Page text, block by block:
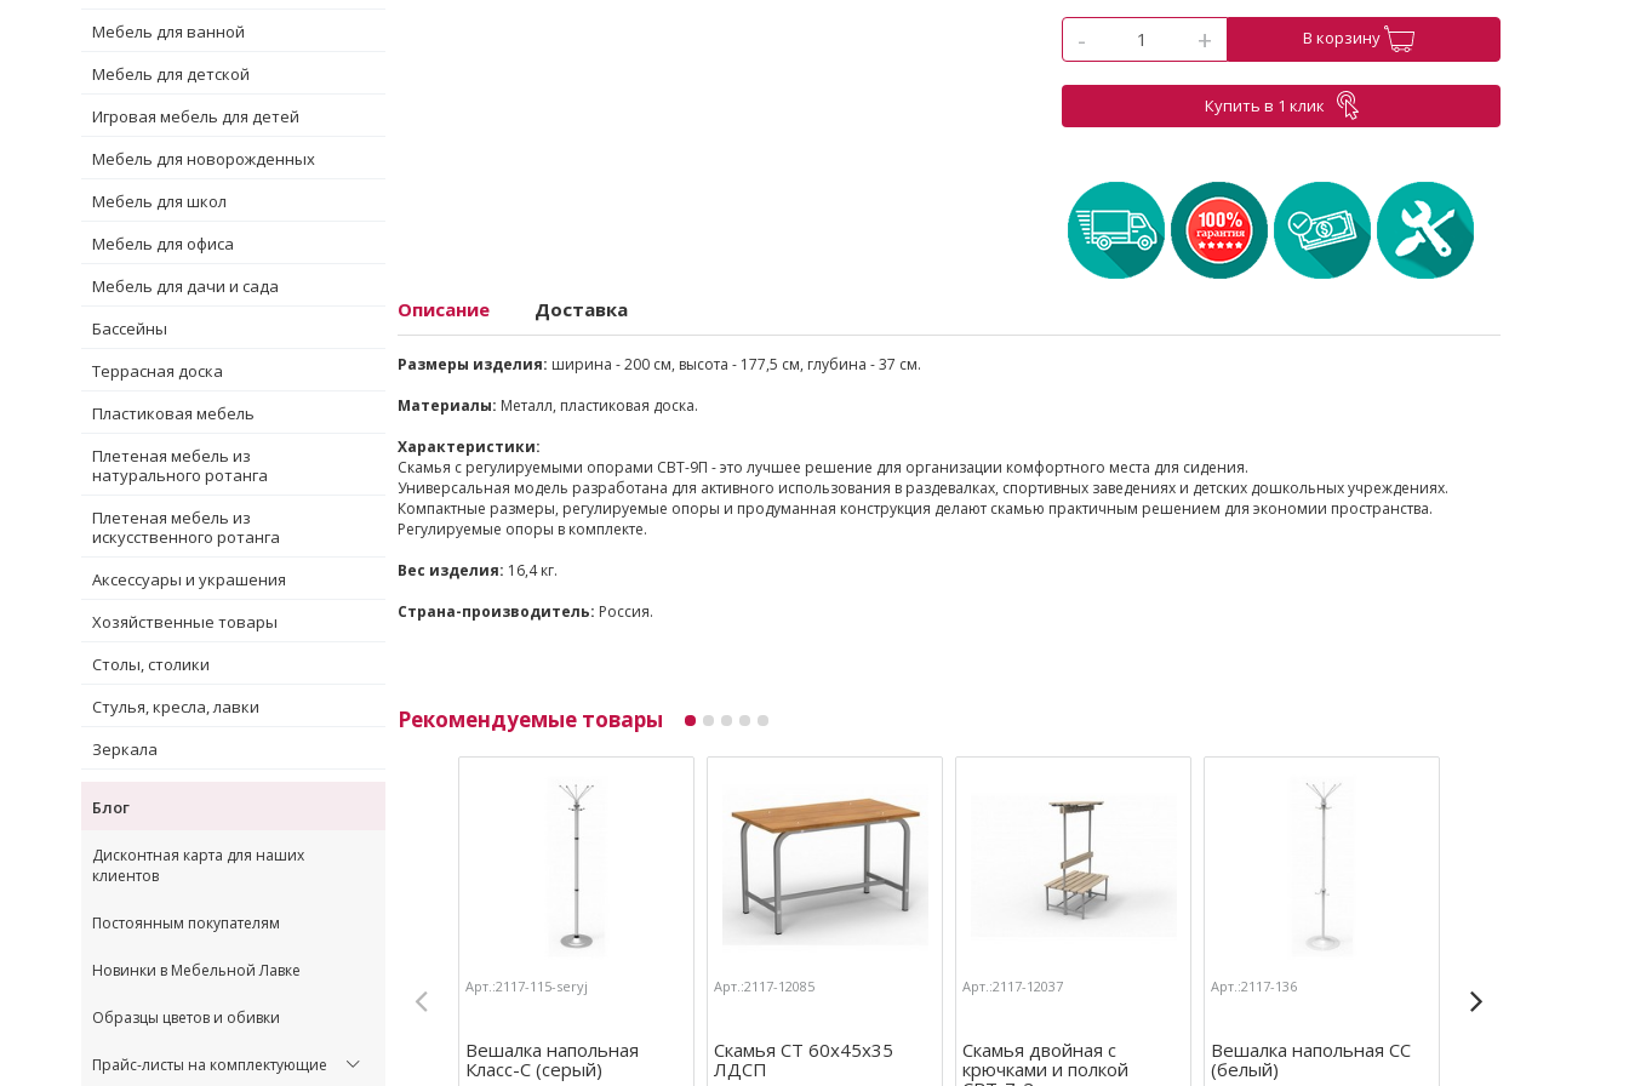
Мебель для ванной
Мебель для детской
Игровая мебель для детей
Мебель для новорожденных
Мебель для школ
Мебель для офиса
Мебель для дачи и сада
Бассейны
Террасная доска
Пластиковая мебель
Плетеная мебель из
натурального ротанга
Плетеная мебель из
искусственного ротанга
Аксессуары и украшения
Хозяйственные товары
Столы, столики
Стулья, кресла, лавки
Зеркала
Блог
Дисконтная карта для наших
клиентов
Постоянным покупателям
Новинки в Мебельной Лавке
Образцы цветов и обивки
Прайс-листы на комплектующие
- + В корзину
Купить в 1 клик
Описание Доставка
Размеры изделия: ширина - 200 см, высота - 177,5 см, глубина - 37 см.
Материалы: Металл, пластиковая доска.
Характеристики:
Скамья с регулируемыми опорами СВТ-9П - это лучшее решение для организации комфортного места для сидения.
Универсальная модель разработана для активного использования в раздевалках, спортивных заведениях и детских дошкольных учреждениях.
Компактные размеры, регулируемые опоры и продуманная конструкция делают скамью практичным решением для экономии пространства.
Регулируемые опоры в комплекте.
Вес изделия: 16,4 кг.
Страна-производитель: Россия.
Рекомендуемые товары
Арт.:2117-115-seryj
Вешалка напольная
Класс-С (серый)
Арт.:2117-12085
Скамья СТ 60х45х35
ЛДСП
Арт.:2117-12037
Скамья двойная с
крючками и полкой
Арт.:2117-136
Вешалка напольная СС
(белый)